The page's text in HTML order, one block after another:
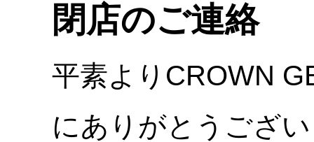
閉店のご連絡
平素よりCROWN
にありがとうござ